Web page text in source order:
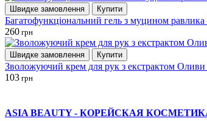
Швидке замовлення Купити
Багатофункціональний гель з муцином
260 грн
Швидке замовлення Купити
Зволожуючий крем для рук з екстрактом
103 грн
ASIA BEAUTY - КОРЕЙСКАЯ